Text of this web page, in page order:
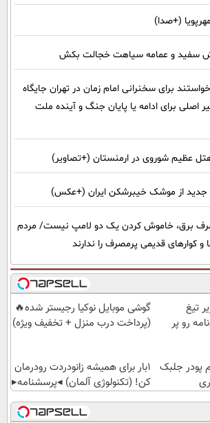
(+صدا)
سفید و عمامه سیاهت خجالت بکش
برای سخنرانی امام زمان در تهران جایگاه
برای ادامه یا پایان جنگ و آینده ملت
عظیم شوروی در ارمنستان (+تصاویر)
جدید از موشک خیبرشکن ایران (+عکس)
برق، خاموش کردن یک دو لامپ نیست/ مردم
کوارهای قدیمی پرمصرف را ندارند
تیغ
رو پر
گوشی موبایل نوکیا رجیستر شده🔥
(پرداخت درب منزل + تخفیف ویژه)
جلبک
1بار برای همیشه زانودردت رودرمان
کن! (تکنولوژی آلمان) ◂پرسشنامه▸